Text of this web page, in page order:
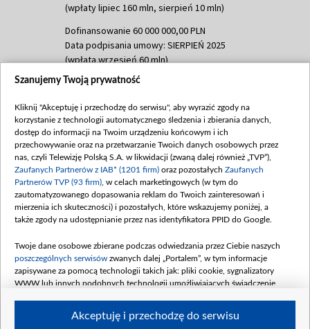
(wpłaty lipiec 160 mln, sierpień 10 mln)
Dofinansowanie 60 000 000,00 PLN
Data podpisania umowy: SIERPIEŃ 2025
(wpłata wrzesień 60 mln)
Dofinansowanie 635 783 051,21 PLN
(wpłata wrzesień 100 mln, październik 350
mln, listopad 265 mln)
Dofinansowanie 48 862 000,00 PLN
Data podpisania umowy: GRUDZIEŃ 2025
(wpłata grudzień 60,548 mln)
Dofinansowanie 900 000 000,00 PLN
Data podpisania umowy: LUTY 2026 (wpłata
kwiecień 180 mln, 7 maja 180 mln, 8
czerwca 90 mln)
Dofinansowanie 250 000 000,00 PLN
4 sierpnia 250 mln
Szanujemy Twoją prywatność
Kliknij "Akceptuję i przechodzę do serwisu", aby wyrazić zgody na
korzystanie z technologii automatycznego śledzenia i zbierania danych,
dostęp do informacji na Twoim urządzeniu końcowym i ich
przechowywanie oraz na przetwarzanie Twoich danych osobowych przez
nas, czyli Telewizję Polską S.A. w likwidacji (zwaną dalej również „TVP”),
Zaufanych Partnerów z IAB* (1201 firm) oraz pozostałych Zaufanych
Partnerów TVP (93 firm) , w celach marketingowych (w tym do
zautomatyzowanego dopasowania reklam do Twoich zainteresowań i
mierzenia ich skuteczności) i pozostałych, które wskazujemy poniżej, a
także zgody na udostępnianie przez nas identyfikatora PPID do Google.
Twoje dane osobowe zbierane podczas odwiedzania przez Ciebie naszych
poszczególnych serwisów zwanych dalej „Portalem”, w tym informacje
zapisywane za pomocą technologii takich jak: pliki cookie, sygnalizatory
WWW lub innych podobnych technologii umożliwiających świadczenie
Akceptuję i przechodzę do serwisu